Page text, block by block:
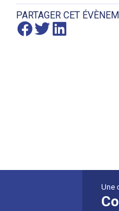
PARTAGER CET
Une